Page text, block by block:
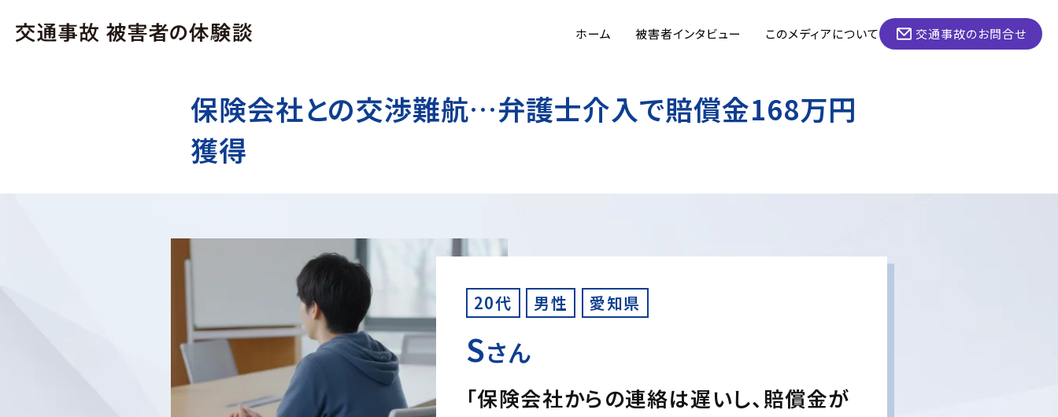
ホーム 被害者インタビュー このメディアについて 交通事故のお問合せ
保険会社との交渉難航…弁護士介入で賠償金168万円
獲得
20代 男性 愛知県
Sさん
「保険会社からの連絡は遅いし、賠償金が